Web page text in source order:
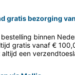
gratis bezorging
binnen
gratis vanaf €
altijd een